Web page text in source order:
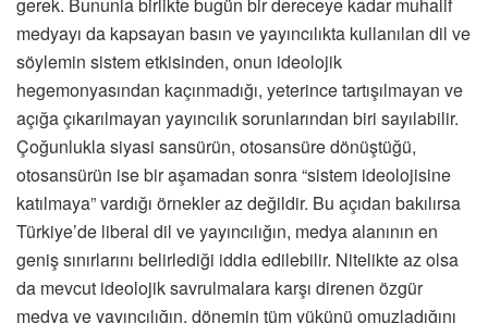
gerek. Bununla birlikte bugün bir dereceye kadar muhalif
medyayı da kapsayan basın ve yayıncılıkta kullanılan dil ve
söylemin sistem etkisinden, onun ideolojik
hegemonyasından kaçınmadığı, yeterince tartışılmayan ve
açığa çıkarılmayan yayıncılık sorunlarından biri sayılabilir.
Çoğunlukla siyasi sansürün, otosansüre dönüştüğü,
otosansürün ise bir aşamadan sonra “sistem ideolojisine
katılmaya” vardığı örnekler az değildir. Bu açıdan bakılırsa
Türkiye’de liberal dil ve yayıncılığın, medya alanının en
geniş sınırlarını belirlediği iddia edilebilir. Nitelikte az olsa
da mevcut ideolojik savrulmalara karşı direnen özgür
medya ve yayıncılığın, dönemin tüm yükünü omuzladığını